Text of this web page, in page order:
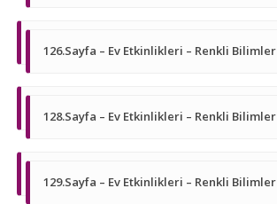
126.Sayfa – Ev Etkinlikleri – Renkli Bilimler
128.Sayfa – Ev Etkinlikleri – Renkli Bilimler
129.Sayfa – Ev Etkinlikleri – Renkli Bilimler